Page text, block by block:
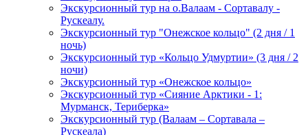
Экскурсионный тур на о.Валаам - Сортавалу -
Рускеалу.
Экскурсионный тур "Онежское кольцо" (2 дня / 1
ночь)
Экскурсионный тур «Кольцо Удмуртии» (3 дня / 2
ночи)
Экскурсионный тур «Онежское кольцо»
Экскурсионный тур «Сияние Арктики - 1:
Мурманск, Териберка»
Экскурсионный тур (Валаам – Сортавала –
Рускеала)